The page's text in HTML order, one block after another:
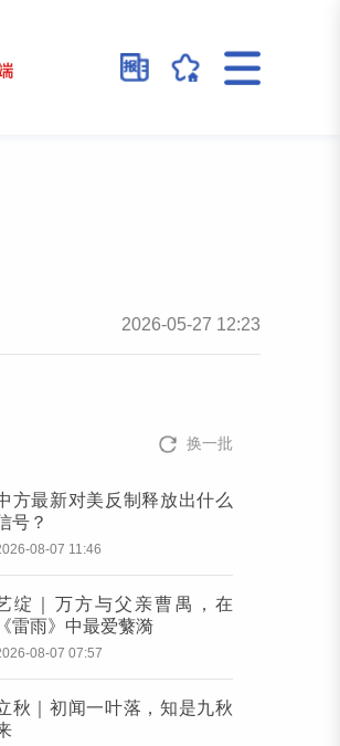
2026-05-27 12:23
换一批
方最新对美反制释放出什么
号？
08-07 11:46
绽｜万方与父亲曹禺，在
《雷雨》中最爱蘩漪
08-07 07:57
秋｜初闻一叶落，知是九秋